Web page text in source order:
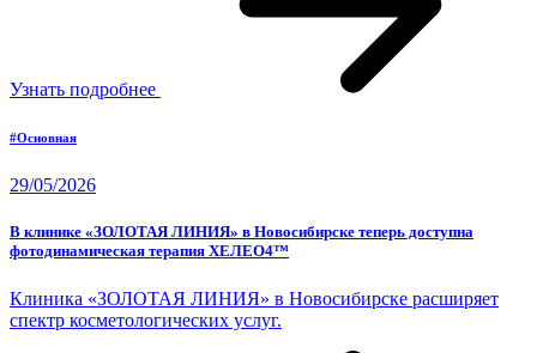
Узнать подробнее
#Основная
29/05/2026
В клинике «ЗОЛОТАЯ ЛИНИЯ» в Новосибирске теперь доступна
фотодинамическая терапия ХЕЛЕО4™
Клиника «ЗОЛОТАЯ ЛИНИЯ» в Новосибирске расширяет
спектр косметологических услуг.